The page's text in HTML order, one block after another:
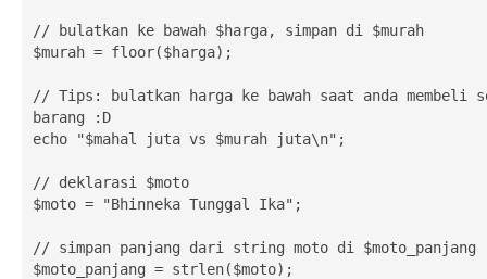
// bulatkan ke bawah $harga, simpan di $murah
$murah = floor($harga);
// Tips: bulatkan harga ke bawah saat anda membeli
barang :D
echo "$mahal juta vs $murah juta\n";
// deklarasi $moto
$moto = "Bhinneka Tunggal Ika";
// simpan panjang dari string moto di $moto_panjang
$moto_panjang = strlen($moto);